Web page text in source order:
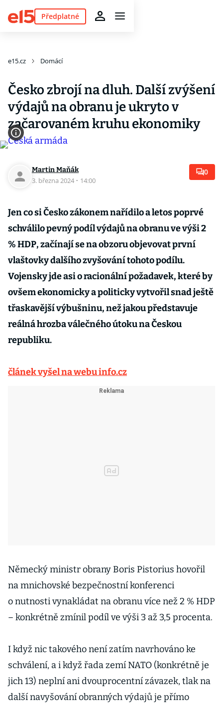
Předplatné
e15.cz Domácí
Česko zbrojí na dluh. Další zvýšení
výdajů na obranu je ukryto v
začarovaném kruhu ekonomiky
Martin Maňák
3. března 2024 · 14:00
0
Jen co si Česko zákonem nařídilo a letos poprvé
schválilo pevný podíl výdajů na obranu ve výši 2
% HDP, začínají se na obzoru objevovat první
vlaštovky dalšího zvyšování tohoto podílu.
Vojensky jde asi o racionální požadavek, které by
ovšem ekonomicky a politicky vytvořil snad ještě
třaskavější výbušninu, než jakou představuje
reálná hrozba válečného útoku na Českou
republiku.
článek vyšel na webu info.cz
Německý ministr obrany Boris Pistorius hovořil
na mnichovské bezpečnostní konferenci
o nutnosti vynakládat na obranu více než 2 % HDP
– konkrétně zmínil podíl ve výši 3 až 3,5 procenta.
I když nic takového není zatím navrhováno ke
schválení, a i když řada zemí NATO (konkrétně je
jich 13) neplní ani dvouprocentní závazek, tlak na
další navyšování obranných výdajů je přímo